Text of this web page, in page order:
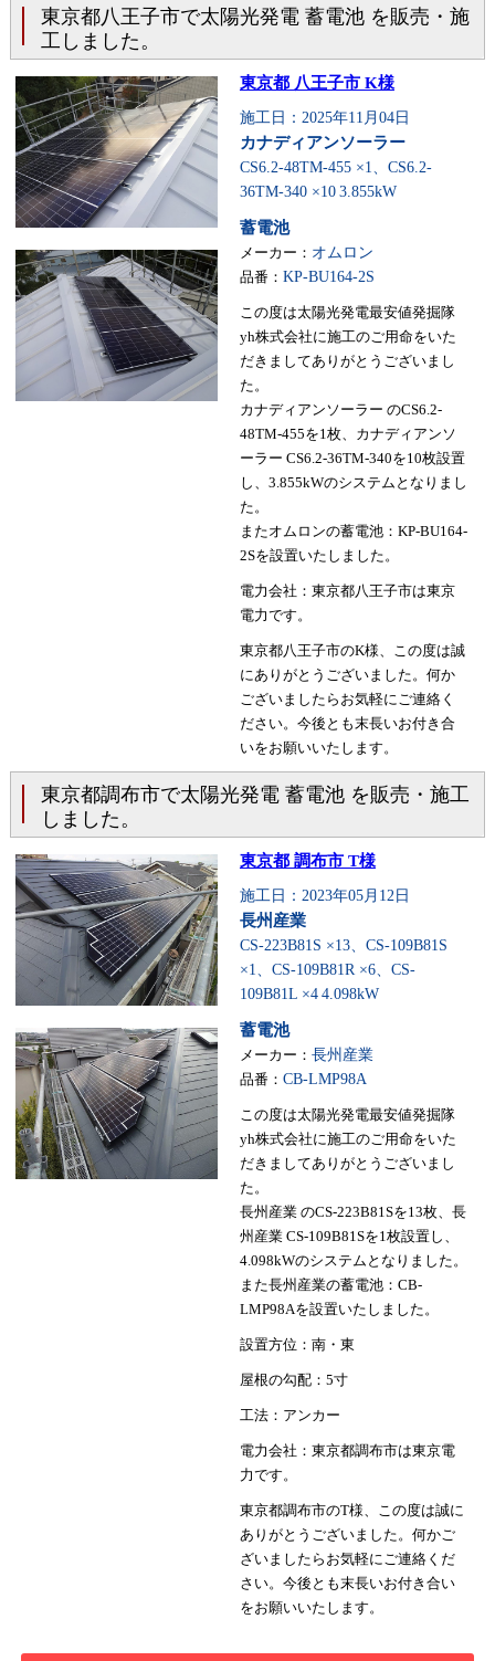
東京都八王子市で太陽光発電 蓄電池 を販売・施
工しました。
東京都 八王子市 K様
施工日：2025年11月04日
カナディアンソーラー
CS6.2-48TM-455 ×1、CS6.2-
36TM-340 ×10 3.855kW
蓄電池
メーカー： オムロン
品番： KP-BU164-2S
この度は太陽光発電最安値発掘隊
yh株式会社に施工のご用命をいた
だきましてありがとうございまし
た。
カナディアンソーラー のCS6.2-
48TM-455を1枚、カナディアンソ
ーラー CS6.2-36TM-340を10枚設置
し、3.855kWのシステムとなりまし
た。
またオムロンの蓄電池：KP-BU164-
2Sを設置いたしました。
電力会社：東京都八王子市は東京
電力です。
東京都八王子市のK様、この度は誠
にありがとうございました。何か
ございましたらお気軽にご連絡く
ださい。今後とも末長いお付き合
いをお願いいたします。
東京都調布市で太陽光発電 蓄電池 を販売・施工
しました。
東京都 調布市 T様
施工日：2023年05月12日
長州産業
CS-223B81S ×13、CS-109B81S
×1、CS-109B81R ×6、CS-
109B81L ×4 4.098kW
蓄電池
メーカー： 長州産業
品番： CB-LMP98A
この度は太陽光発電最安値発掘隊
yh株式会社に施工のご用命をいた
だきましてありがとうございまし
た。
長州産業 のCS-223B81Sを13枚、長
州産業 CS-109B81Sを1枚設置し、
4.098kWのシステムとなりました。
また長州産業の蓄電池：CB-
LMP98Aを設置いたしました。
設置方位：南・東
屋根の勾配：5寸
工法：アンカー
電力会社：東京都調布市は東京電
力です。
東京都調布市のT様、この度は誠に
ありがとうございました。何かご
ざいましたらお気軽にご連絡くだ
さい。今後とも末長いお付き合い
をお願いいたします。